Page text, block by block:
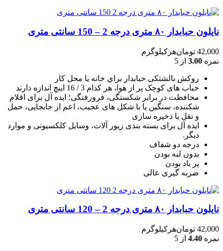
نایلون حبابدار ۸۰ متری درجه 2 – 150 سانتی متری
42,000 تومانهرکیلوگرم
نمره 3.00 از 5
روکش بالشتکی حبابدار براي خانه يا محل کار
حباب های کوچک پر از هوا، هر کدام 3 / 16 اينچ اندازه دارند
محافظت در برابر شکستگی، فرورفتگی؛ ايده آل برای اقلام
شکننده، سنگين يا با شکل های عجيب، اعم از جابجايی، حمل
و نقل يا ذخيره سازی
ایده آل برای بسته بندی زیور آلات، وسایل کلکسیونی و موارد
دیگر.
درجه دو شفاف
بدون لبه بودن
پر باد بودن
ضربه گیری عالی
نایلون حبابدار ۸۰ متری درجه 2 – 120 سانتی متری
42,000 تومانهرکیلوگرم
نمره 4.40 از 5